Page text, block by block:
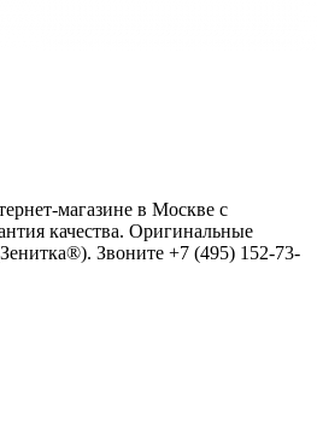
магазине в Москве с
качества. Оригинальные
Звоните +7 (495) 152-73-